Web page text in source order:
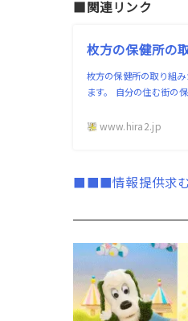
■関連リンク
枚方の保健所の
枚方の保健所の取り組
ます。 自分の住む街の
www.hira2.jp
■■■情報提供求